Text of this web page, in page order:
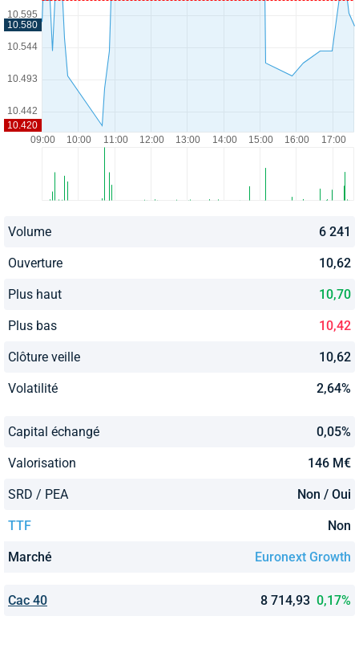
Volume 6 241
Ouverture 10,62
Plus haut 10,70
Plus bas 10,42
Clôture veille 10,62
Volatilité 2,64%
Capital échangé 0,05%
Valorisation 146 M€
SRD / PEA Non / Oui
TTF Non
Marché Euronext Growth
Cac 40 8 714,93 0,17%